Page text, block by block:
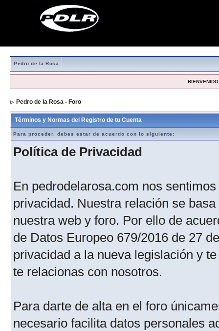
Pedro de la Rosa
Pedro de la Rosa - Foro
Términos y Normas del Registro de tu Cuenta
Para proceder, debes estar de acuerdo con lo siguiente:
Política de Privacidad
En pedrodelarosa.com nos
privacidad. Nuestra relación se
nuestra web y foro. Por ello de
de Datos Europeo 679/2016 de 27
privacidad a la nueva legislación y
te relacionas con nosotros.
Para darte de alta en el foro
necesario facilita datos personales